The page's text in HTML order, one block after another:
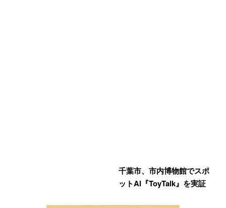
千葉市、市内博物館でスポ
ットAI『ToyTalk』を実証